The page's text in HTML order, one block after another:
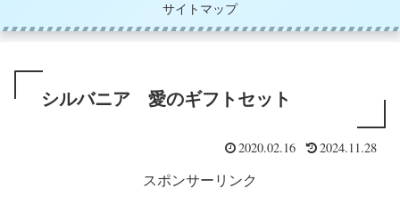
サイトマップ
シルバニア 愛のギフトセット
2020.02.16 2024.11.28
スポンサーリンク